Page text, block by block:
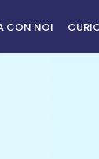
CON NOI